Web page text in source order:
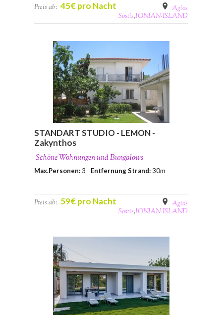
Preis ab: 45€ pro Nacht
Agios
Sostis,IONIAN-ISLAND
STANDART STUDIO - LEMON -
Zakynthos
Schöne Wohnungen und Bungalows
Max.Personen:3 Entfernung Strand:30m
Preis ab: 59€ pro Nacht
Agios
Sostis,IONIAN-ISLAND